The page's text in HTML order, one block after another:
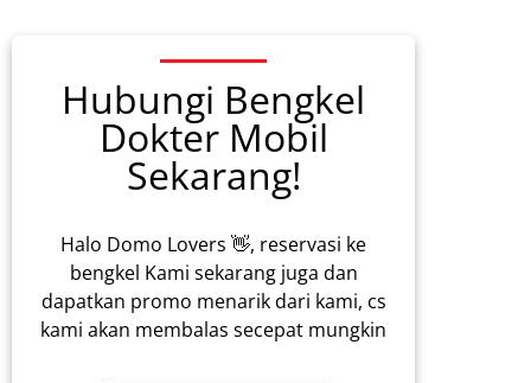
Hubungi Bengkel
Dokter Mobil
Sekarang!
Halo Domo Lovers 👋, reservasi ke
bengkel Kami sekarang juga dan
dapatkan promo menarik dari kami, cs
kami akan membalas secepat mungkin